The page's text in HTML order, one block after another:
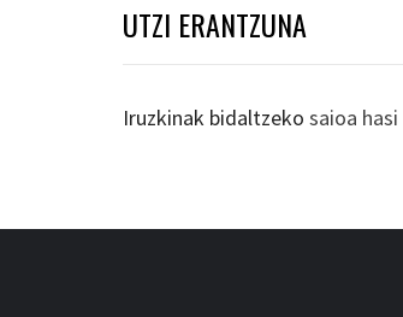
UTZI ERANTZUNA
Iruzkinak bidaltzeko saioa hasi